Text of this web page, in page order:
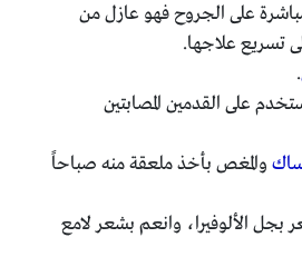
على الجروح فهو عازل من
تسريع علاجها.
.
على القدمين المصابتين
والمغص بأخذ ملعقة منه صباحاً
الألوفيرا، وانعم بشعر لامع